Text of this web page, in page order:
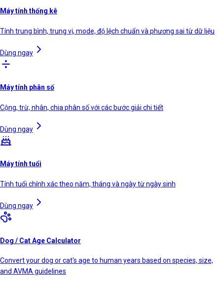
Máy tính thống kê
Tính trung bình, trung vị, mode, độ lệch chuẩn và phương sai từ dữ liệu
Dùng ngay
Máy tính phân số
Cộng, trừ, nhân, chia phân số với các bước giải chi tiết
Dùng ngay
Máy tính tuổi
Tính tuổi chính xác theo năm, tháng và ngày từ ngày sinh
Dùng ngay
Dog / Cat Age Calculator
Convert your dog or cat's age to human years based on species, size,
and AVMA guidelines